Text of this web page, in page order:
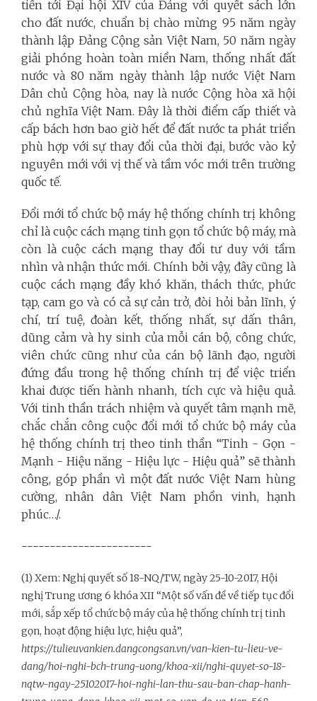
tiến tới Đại hội XIV của Đảng với quyết sách lớn
cho đất nước, chuẩn bị chào mừng 95 năm ngày
thành lập Đảng Cộng sản Việt Nam, 50 năm ngày
giải phóng hoàn toàn miền Nam, thống nhất đất
nước và 80 năm ngày thành lập nước Việt Nam
Dân chủ Cộng hòa, nay là nước Cộng hòa xã hội
chủ nghĩa Việt Nam. Đây là thời điểm cấp thiết và
cấp bách hơn bao giờ hết để đất nước ta phát triển
phù hợp với sự thay đổi của thời đại, bước vào kỷ
nguyên mới với vị thế và tầm vóc mới trên trường
quốc tế.
Đổi mới tổ chức bộ máy hệ thống chính trị không
chỉ là cuộc cách mạng tinh gọn tổ chức bộ máy, mà
còn là cuộc cách mạng thay đổi tư duy với tầm
nhìn và nhận thức mới. Chính bởi vậy, đây cũng là
cuộc cách mạng đầy khó khăn, thách thức, phức
tạp, cam go và có cả sự cản trở, đòi hỏi bản lĩnh, ý
chí, trí tuệ, đoàn kết, thống nhất, sự dấn thân,
dũng cảm và hy sinh của mỗi cán bộ, công chức,
viên chức cũng như của cán bộ lãnh đạo, người
đứng đầu trong hệ thống chính trị để việc triển
khai được tiến hành nhanh, tích cực và hiệu quả.
Với tinh thần trách nhiệm và quyết tâm mạnh mẽ,
chắc chắn công cuộc đổi mới tổ chức bộ máy của
hệ thống chính trị theo tinh thần “Tinh - Gọn -
Mạnh - Hiệu năng - Hiệu lực - Hiệu quả” sẽ thành
công, góp phần vì một đất nước Việt Nam hùng
cường, nhân dân Việt Nam phồn vinh, hạnh
phúc…/.
-----------------------
(1) Xem: Nghị quyết số 18-NQ/TW, ngày 25-10-2017, Hội
nghị Trung ương 6 khóa XII “Một số vấn đề về tiếp tục đổi
mới, sắp xếp tổ chức bộ máy của hệ thống chính trị tinh
gọn, hoạt động hiệu lực, hiệu quả”,
https://tulieuvankien.dangcongsan.vn/van-kien-tu-lieu-ve-
dang/hoi-nghi-bch-trung-uong/khoa-xii/nghi-quyet-so-18-
nqtw-ngay-25102017-hoi-nghi-lan-thu-sau-ban-chap-hanh-